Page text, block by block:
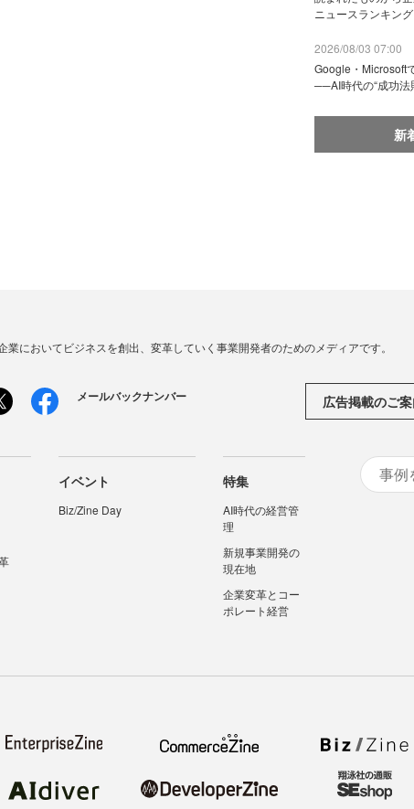
ニュースランキン
2026/08/03 07:00
Google・Microsoft
──AI時代の“成功法
新
業においてビジネスを創出、変革していく事業開発者のためのメディアです。
メールバックナンバー 広告掲載のご
イベント
Biz/Zine Day
特集
AI時代の経営管
理
新規事業開発の
現在地
企業変革とコー
ポレート経営